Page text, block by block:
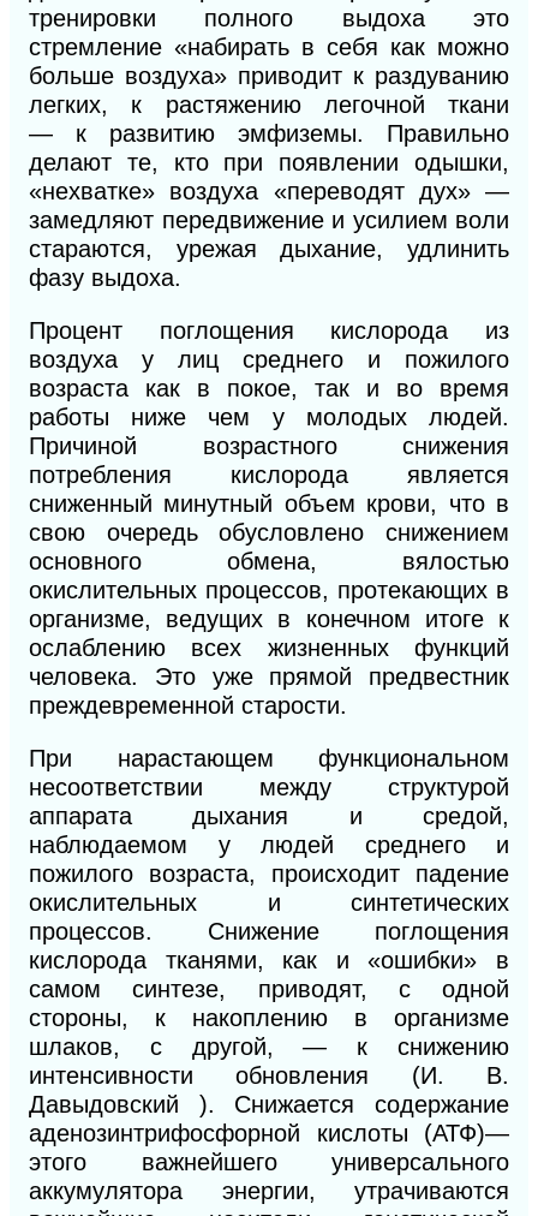
тренировки полного
выдоха это
стремление «набирать в себя как можно
больше воздуха» приводит к раздуванию
легких, к растяжению легочной ткани
— к развитию эмфиземы. Правильно
делают те, кто при появлении одышки,
«нехватке» воздуха «переводят дух» —
замедляют передвижение и усилием воли
стараются, урежая дыхание, удлинить
фазу выдоха.
Процент поглощения кислорода из
воздуха у лиц среднего и пожилого
возраста как в покое, так и во время
работы ниже чем у молодых людей.
Причиной возрастного снижения
потребления кислорода является
сниженный минутный объем крови, что в
свою очередь обусловлено снижением
основного обмена, вялостью
окислительных процессов, протекающих в
организме, ведущих в конечном итоге к
ослаблению всех жизненных функций
человека. Это уже прямой предвестник
преждевременной старости.
При нарастающем функциональном
несоответствии между структурой
аппарата дыхания и средой,
наблюдаемом у людей среднего и
пожилого возраста, происходит падение
окислительных и синтетических
процессов. Снижение поглощения
кислорода тканями, как и «ошибки» в
самом синтезе, приводят, с одной
стороны, к накоплению в организме
шлаков, с другой, — к снижению
интенсивности обновления (И. В.
Давыдовский ). Снижается содержание
аденозинтрифосфорной кислоты (АТФ)—
этого важнейшего универсального
аккумулятора энергии, утрачиваются